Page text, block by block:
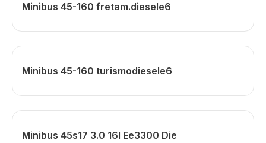
Minibus 45-160 fretam.diesele6
Minibus 45-160 turismodiesele6
Minibus 45s17 3.0 16l Ee3300 Die